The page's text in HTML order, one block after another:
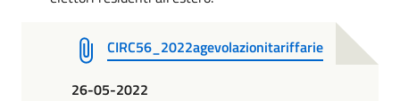
CIRC56_2022agevolazionitariffarie
26-05-2022